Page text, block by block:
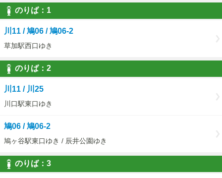
のりば： 1
1
川11 / 鳩06 / 鳩06-2
草加駅西口ゆき
のりば： 2
2
川11 / 川25
川口駅東口ゆき
鳩06 / 鳩06-2
鳩ヶ谷駅東口ゆき / 辰井公園ゆき
のりば： 3
3